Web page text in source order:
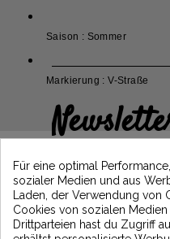
Saison : Sommer
Markierung : V-Straße
Bestellung, indem
über die neuesten
Nachrichten
Für eine optimal
sozialer Medien und aus
Laden, der Verwendung von
Cookies von sozialen
Drittparteien hast du Zugriff